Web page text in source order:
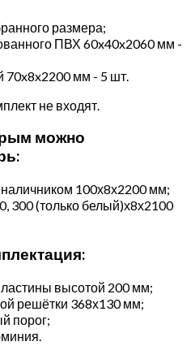
размера;
ПВХ 60x40x2060 мм -
мм - 5 шт.
не входят.
можно
100х8х2200 мм;
300 (только белый)х8х2100
высотой 200 мм;
решётки 368х130 мм;
порог;